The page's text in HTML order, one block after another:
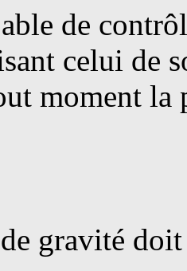
de
celui de
moment la
gravité